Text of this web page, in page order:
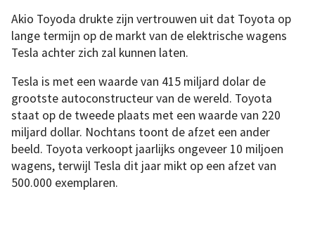
Akio Toyoda drukte zijn vertrouwen uit dat Toyota op
lange termijn op de markt van de elektrische wagens
Tesla achter zich zal kunnen laten.
Tesla is met een waarde van 415 miljard dolar de
grootste autoconstructeur van de wereld. Toyota
staat op de tweede plaats met een waarde van 220
miljard dollar. Nochtans toont de afzet een ander
beeld. Toyota verkoopt jaarlijks ongeveer 10 miljoen
wagens, terwijl Tesla dit jaar mikt op een afzet van
500.000 exemplaren.